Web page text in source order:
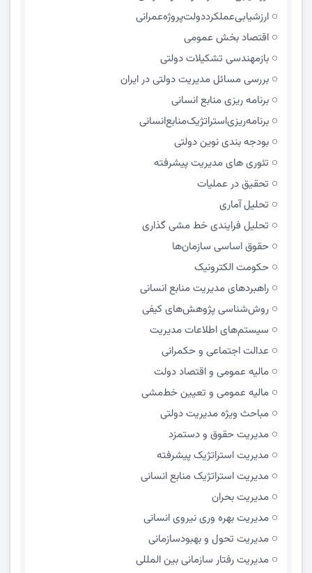
ارزشیابی‌عملکرد‌دولت‌پروژه‌عمرانی
اقتصاد بخش عمومی
بازمهندسی تشکیلات دولتی
بررسی مسائل مدیریت دولتی در ایران
برنامه ریزی منابع انسانی
برنامه‌ریزی‌استراتژیک‌منابع‌انسانی
بودجه بندی نوین دولتی
تئوری های مدیریت پیشرفته
تحقیق در عملیات
تحلیل آماری
تحلیل فرایندی خط مشی گذاری
حقوق اساسی سازمان‌ها
حکومت الکترونیک
راهبردهای مدیریت منابع انسانی
روش‌شناسی پژوهش‌های کیفی
سیستم‌های اطلاعات مدیریت
عدالت اجتماعی و حکمرانی
مالیه عمومی و اقتصاد دولت
مالیه عمومی و تعیین خط‌مشی
مباحث ویژه مدیریت دولتی
مديريت حقوق و دستمزد
مدیریت استراتژیک پیشرفته
مدیریت استراتژیک منابع انسانی
مدیریت بحران
مدیریت بهره وری نیروی انسانی
مدیریت تحول و بهبود‌سازمانی
مدیریت رفتار سازمانی بین المللی